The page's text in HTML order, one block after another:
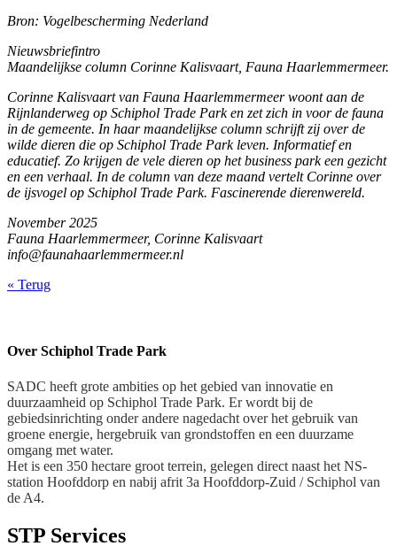
Bron: Vogelbescherming Nederland
Nieuwsbriefintro
Maandelijkse column Corinne Kalisvaart, Fauna Haarlemmermeer.
Corinne Kalisvaart van Fauna Haarlemmermeer woont aan de
Rijnlanderweg op Schiphol Trade Park en zet zich in voor de fauna
in de gemeente. In haar maandelijkse column schrijft zij over de
wilde dieren die op Schiphol Trade Park leven. Informatief en
educatief. Zo krijgen de vele dieren op het business park een gezicht
en een verhaal. In de column van deze maand vertelt Corinne over
de ijsvogel op Schiphol Trade Park. Fascinerende dierenwereld.
November 2025
Fauna Haarlemmermeer, Corinne Kalisvaart
info@faunahaarlemmermeer.nl
« Terug
Over Schiphol Trade Park
SADC heeft grote ambities op het gebied van innovatie en
duurzaamheid op Schiphol Trade Park. Er wordt bij de
gebiedsinrichting onder andere nagedacht over het gebruik van
groene energie, hergebruik van grondstoffen en een duurzame
omgang met water.
Het is een 350 hectare groot terrein, gelegen direct naast het NS-
station Hoofddorp en nabij afrit 3a Hoofddorp-Zuid / Schiphol van
de A4.
STP Services